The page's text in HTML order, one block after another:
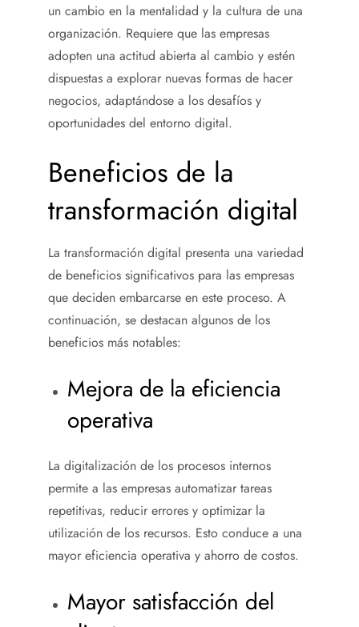
un cambio en la mentalidad y la cultura de una
organización. Requiere que las empresas
adopten una actitud abierta al cambio y estén
dispuestas a explorar nuevas formas de hacer
negocios, adaptándose a los desafíos y
oportunidades del entorno digital.
Beneficios de la
transformación digital
La transformación digital presenta una variedad
de beneficios significativos para las empresas
que deciden embarcarse en este proceso. A
continuación, se destacan algunos de los
beneficios más notables:
Mejora de la eficiencia
operativa
La digitalización de los procesos internos
permite a las empresas automatizar tareas
repetitivas, reducir errores y optimizar la
utilización de los recursos. Esto conduce a una
mayor eficiencia operativa y ahorro de costos.
Mayor satisfacción del